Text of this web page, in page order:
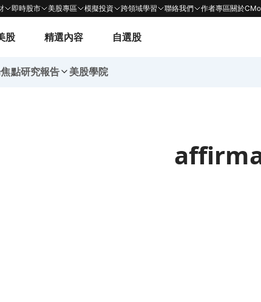
即時股市 美股專區 模擬投資 跨領域學習 聯絡我們 作者專區關於
股 精選內容 自選股
點研究報告 美股學院